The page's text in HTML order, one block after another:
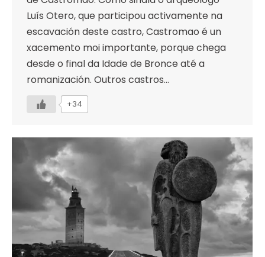
Luís Otero, que participou activamente na
escavación deste castro, Castromao é un
xacemento moi importante, porque chega
desde o final da Idade de Bronce até a
romanización. Outros castros…
+34